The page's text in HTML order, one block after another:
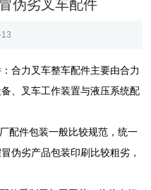
伪劣叉车配件
合力叉车整车配件主要由合力
、叉车工作装置与液压系统配
配件包装一般比较规范，统一
伪劣产品包装印刷比较粗劣，